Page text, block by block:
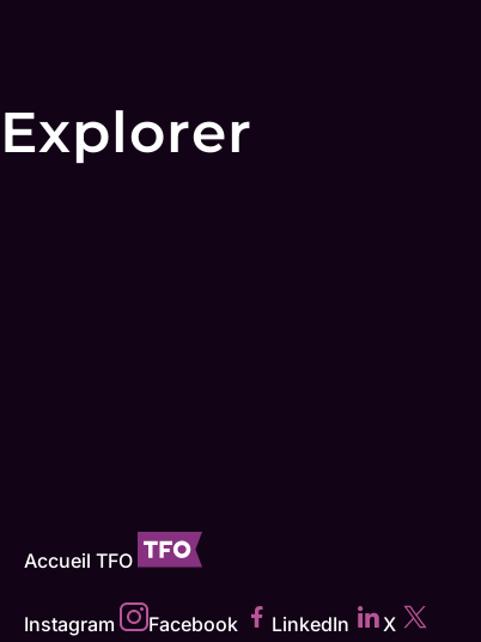
Explorer
Accueil TFO
Instagram Facebook LinkedIn X